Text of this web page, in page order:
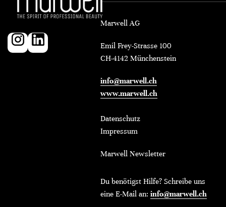
Marwell AG
Emil Frey-Strasse 100
CH-4142 Münchenstein
info@marwell.ch
www.marwell.ch
Datenschutz
Impressum
Marwell Newsletter
Du benötigst Hilfe? Schreibe uns
eine E-Mail an: info@marwell.ch